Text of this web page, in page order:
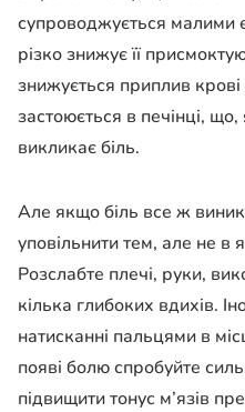
супроводжується малими
різко знижує її
знижується приплив
застоюється в печінці,
викликає біль.
Але якщо біль все ж
уповільнити тем, але не в
Розслабте плечі, руки,
кілька глибоких вдихів.
натисканні пальцями в
появі болю спробуйте
підвищити тонус м’язів